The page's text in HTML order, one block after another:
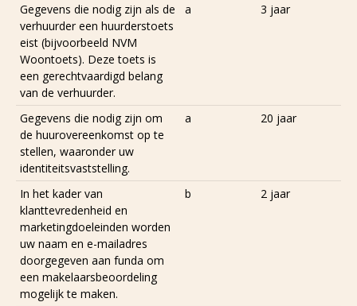
Gegevens die nodig zijn als de
verhuurder een huurderstoets
eist (bijvoorbeeld NVM
Woontoets). Deze toets is
een gerechtvaardigd belang
van de verhuurder.
a 3 jaar
Gegevens die nodig zijn om
de huurovereenkomst op te
stellen, waaronder uw
identiteitsvaststelling.
a 20 jaar
In het kader van
klanttevredenheid en
marketingdoeleinden worden
uw naam en e-mailadres
doorgegeven aan funda om
een makelaarsbeoordeling
mogelijk te maken.
b 2 jaar